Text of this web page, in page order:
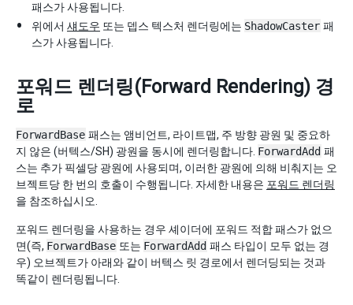
패스가 사용됩니다.
위에서 섀도우 또는 뎁스 텍스처 렌더링에는 ShadowCaster 패
스가 사용됩니다.
포워드 렌더링(Forward Rendering) 경
로
ForwardBase 패스는 앰비언트, 라이트맵, 주 방향 광원 및 중요하
지 않은 (버텍스/SH) 광원을 동시에 렌더링합니다. ForwardAdd 패
스는 추가 픽셀당 광원에 사용되며, 이러한 광원에 의해 비춰지는 오
브젝트당 한 번의 호출이 수행됩니다. 자세한 내용은 포워드 렌더링
을 참조하십시오.
포워드 렌더링을 사용하는 경우 셰이더에 포워드 적합 패스가 없으
면(즉, ForwardBase 또는 ForwardAdd 패스 타입이 모두 없는 경
우) 오브젝트가 아래와 같이 버텍스 릿 경로에서 렌더딩되는 것과
똑같이 렌더링됩니다.